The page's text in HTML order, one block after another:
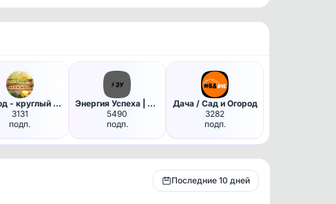
Огород - круглый год | Сад, Д…
3131
подп.
Энергия Успеха | Саморазвитие…
5490
подп.
Дача / Сад и Огород
3282
подп.
Последние 10 дней